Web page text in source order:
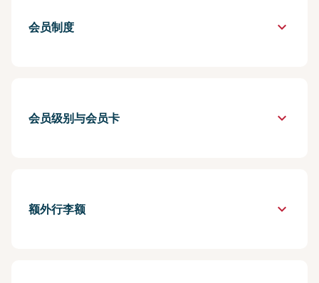
会员制度 keyboard_arrow_down
会员级别与会员卡 keyboard_arrow_down
额外行李额 keyboard_arrow_down